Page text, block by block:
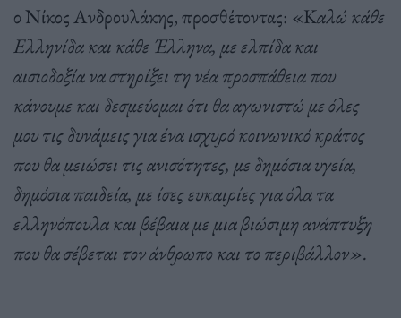
ο Νίκος Ανδρουλάκης, προσθέτοντας: «Καλώ κάθε
Ελληνίδα και κάθε Έλληνα, με ελπίδα και
αισιοδοξία να στηρίξει τη νέα προσπάθεια που
κάνουμε και δεσμεύομαι ότι θα αγωνιστώ με όλες
μου τις δυνάμεις για ένα ισχυρό κοινωνικό κράτος
που θα μειώσει τις ανισότητες, με δημόσια υγεία,
δημόσια παιδεία, με ίσες ευκαιρίες για όλα τα
ελληνόπουλα και βέβαια με μια βιώσιμη ανάπτυξη
που θα σέβεται τον άνθρωπο και το περιβάλλον».